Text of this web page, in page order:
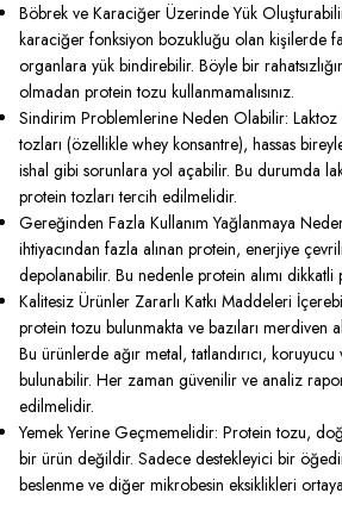
Böbrek ve Karaciğer Üzerinde Yük
karaciğer fonksiyon bozukluğu olan kişilerde
organlara yük bindirebilir. Böyle bir
olmadan protein tozu kullanmamalısınız.
Sindirim Problemlerine Neden Olabilir: Laktoz
tozları (özellikle whey konsantre), hassas
ishal gibi sorunlara yol açabilir. Bu durumda
protein tozları tercih edilmelidir.
Gereğinden Fazla Kullanım Yağlanmaya
ihtiyacından fazla alınan protein, enerjiye
depolanabilir. Bu nedenle protein alımı dikkatli
Kalitesiz Ürünler Zararlı Katkı Maddeleri
protein tozu bulunmakta ve bazıları merdiven
Bu ürünlerde ağır metal, tatlandırıcı,
bulunabilir. Her zaman güvenilir ve analiz
edilmelidir.
Yemek Yerine Geçmemelidir: Protein tozu,
bir ürün değildir. Sadece destekleyici bir
beslenme ve diğer mikrobesin eksiklikleri